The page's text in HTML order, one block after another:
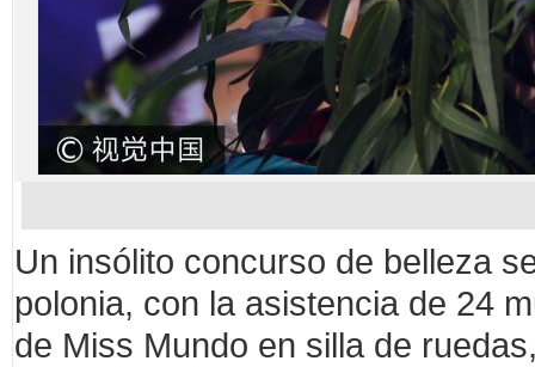
Un insólito concurso de belleza
polonia, con la asistencia de 24
de Miss Mundo en silla de